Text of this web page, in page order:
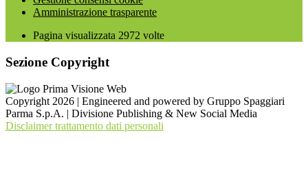
Amministrazione trasparente
Pagina visualizzata 2972 volte
Sezione Copyright
Copyright 2026 | Engineered and powered by Gruppo Spaggiari
Parma S.p.A. | Divisione Publishing & New Social Media
Disclaimer trattamento dati personali